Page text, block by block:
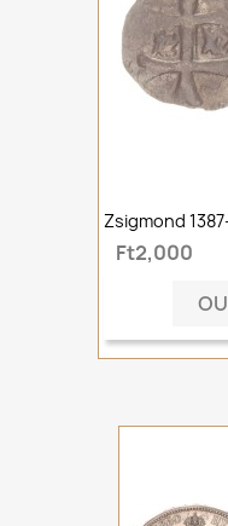
Zsigmond
Ft2,000